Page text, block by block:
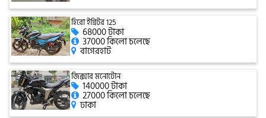
বীটল বোল্ট (Beetle Bolt)
বেনেলি (Benelli)
বেনেট (Bennett)
হিরো ইগ্নিটর 125
68000 টাকা
37000 কিলো চলেছে
বাগেরহাট
জিক্সার মনোটোন
140000 টাকা
27000 কিলো চলেছে
ঢাকা